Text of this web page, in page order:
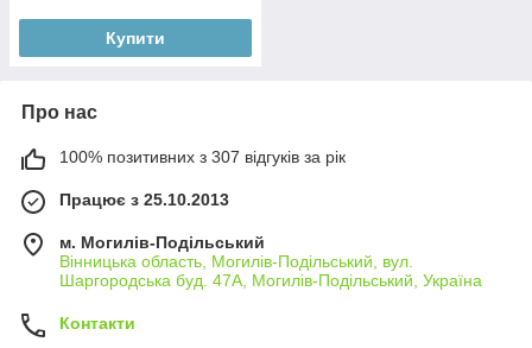
Купити
Про нас
100% позитивних з 307 відгуків за рік
Працює з 25.10.2013
м. Могилів-Подільський
Вінницька область, Могилів-Подільський, вул.
Шаргородська буд. 47А, Могилів-Подільський, Україна
Контакти